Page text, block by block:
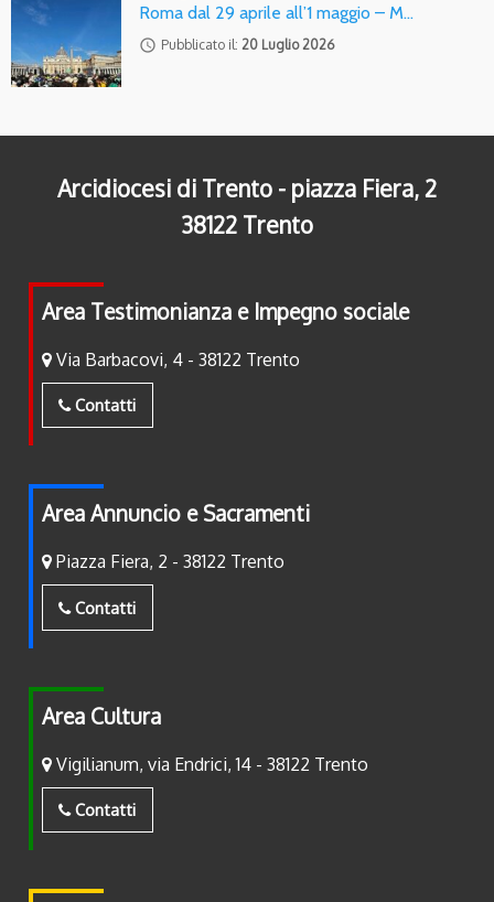
Roma dal 29 aprile all’1 maggio – M…
access_time Pubblicato il: 20 Luglio 2026
Arcidiocesi di Trento - piazza Fiera, 2
38122 Trento
Area Testimonianza e Impegno sociale
Via Barbacovi, 4 - 38122 Trento
Contatti
Area Annuncio e Sacramenti
Piazza Fiera, 2 - 38122 Trento
Contatti
Area Cultura
Vigilianum, via Endrici, 14 - 38122 Trento
Contatti